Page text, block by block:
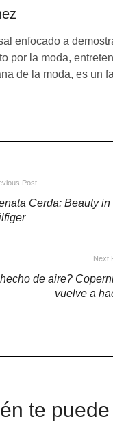
enfocado a
por la moda,
de la moda, es un
Post
Cerda: Beauty
Next
de aire?
vuelve a
te